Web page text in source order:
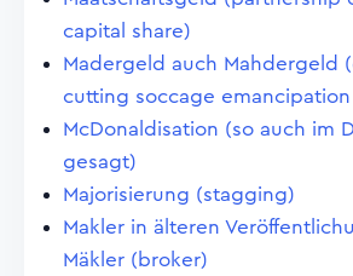
capital share)
Madergeld auch Mahdergeld
cutting soccage
McDonaldisation (so auch im
gesagt)
Majorisierung (stagging)
Makler in älteren
Mäkler (broker)